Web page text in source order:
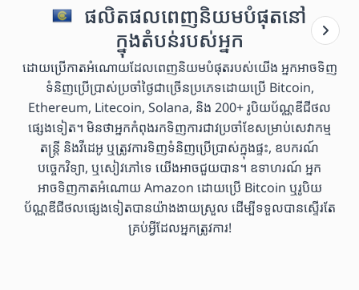
ផលិតផលពេញនិយមបំផុតនៅ
ក្នុងតំបន់របស់អ្នក
ដោយប្រើកាតអំណោយដែលពេញនិយមបំផុតរបស់យើង អ្នកអាចទិញ
ទំនិញប្រើប្រាស់ប្រចាំថ្ងៃជាច្រើនប្រភេទដោយប្រើ Bitcoin,
Ethereum, Litecoin, Solana, និង 200+ រូបិយប័ណ្ណឌីជីថល
ផ្សេងទៀត។ មិនថាអ្នកកំពុងរកទិញការជាវប្រចាំខែសម្រាប់សេវាកម្ម
តន្ត្រី និងវីដេអូ ឬត្រូវការទិញទំនិញប្រើប្រាស់ក្នុងផ្ទះ, ឧបករណ៍
បច្ចេកវិទ្យា, ឬសៀវភៅទេ យើងអាចជួយបាន។ ឧទាហរណ៍ អ្នក
អាចទិញកាតអំណោយ Amazon ដោយប្រើ Bitcoin ឬរូបិយ
ប័ណ្ណឌីជីថលផ្សេងទៀតបានយ៉ាងងាយស្រួល ដើម្បីទទួលបានស្ទើរតែ
គ្រប់អ្វីដែលអ្នកត្រូវការ!